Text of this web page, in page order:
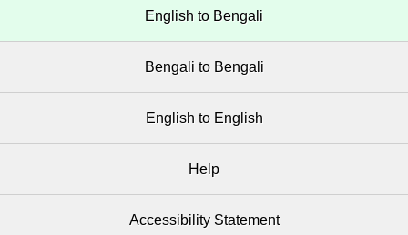
English to Bengali
Bengali to Bengali
English to English
Help
Accessibility Statement